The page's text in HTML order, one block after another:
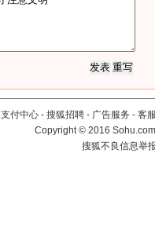
支付中心 - 搜狐招聘 - 广告服务 - 客
Copyright©2016
搜狐不良信息举